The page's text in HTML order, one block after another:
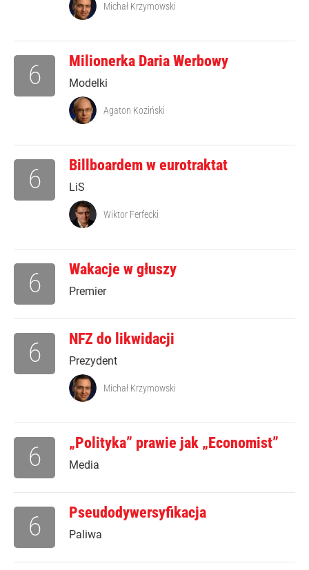
Michał Krzymowski
Milionerka Daria Werbowy
Modelki
6
Agaton Koziński
Billboardem w eurotraktat
LiS
6
Wiktor Ferfecki
Wakacje w głuszy
Premier
6
NFZ do likwidacji
Prezydent
6
Michał Krzymowski
„Polityka” prawie jak „Economist”
Media
6
Pseudodywersyfikacja
Paliwa
6